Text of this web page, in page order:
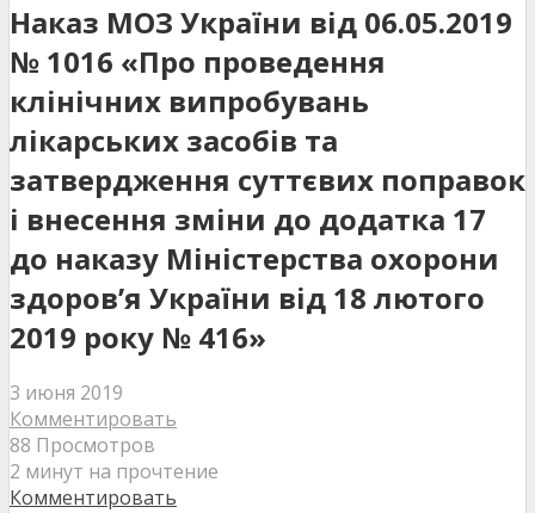
Наказ МОЗ України від 06.05.2019
№ 1016 «Про проведення
клінічних випробувань
лікарських засобів та
затвердження суттєвих поправок
і внесення зміни до додатка 17
до наказу Міністерства охорони
здоров’я України від 18 лютого
2019 року № 416»
3 июня 2019
Комментировать
88 Просмотров
2 минут на прочтение
Комментировать